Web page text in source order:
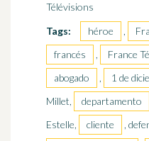
Télévisions
Tags:
héroe ,
francés
, France
abogado
, 1 de
Millet,
departamento
Estelle,
cliente
,